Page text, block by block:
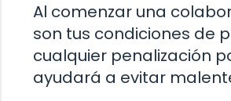
Al comenzar una
son tus condiciones de
cualquier penalización
ayudará a evitar